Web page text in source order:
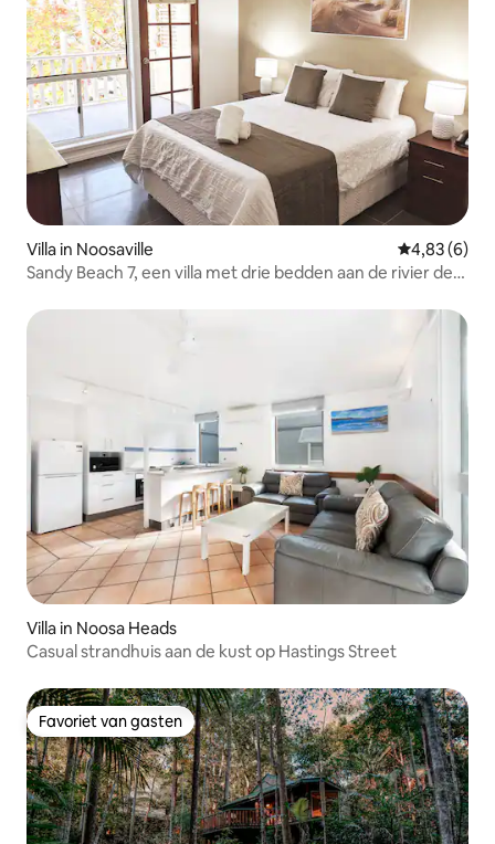
Villa in Noosaville Gemiddelde
4,83 (6)
Sandy Beach 7, een villa met drie bedden aan de rivier de
Villa in Noosa Heads
Casual strandhuis aan de kust op Hastings Street
Favoriet van gasten
Favoriet van gasten